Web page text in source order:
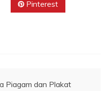
Pinterest
Piagam dan Plakat